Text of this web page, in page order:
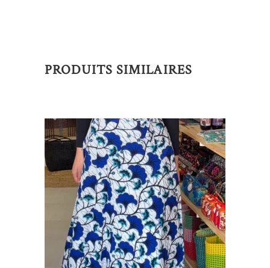
PRODUITS SIMILAIRES
AJOUTER AU PANIER